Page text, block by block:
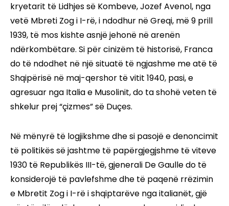
kryetarit të Lidhjes së Kombeve, Jozef Avenol, nga
vetë Mbreti Zog i I-rë, i ndodhur në Greqi, më 9 prill
1939, të mos kishte asnjë jehonë në arenën
ndërkombëtare. Si për cinizëm të historisë, Franca
do të ndodhet në një situatë të ngjashme me atë të
Shqipërisë në maj-qershor të vitit 1940, pasi, e
agresuar nga Italia e Musolinit, do ta shohë veten të
shkelur prej “çizmes” së Duçes.
Në mënyrë të logjikshme dhe si pasojë e denoncimit
të politikës së jashtme të papërgjegjshme të viteve
1930 të Republikës III-të, gjenerali De Gaulle do të
konsiderojë të pavlefshme dhe të paqenë rrëzimin
e Mbretit Zog i I-rë i shqiptarëve nga italianët, gjë